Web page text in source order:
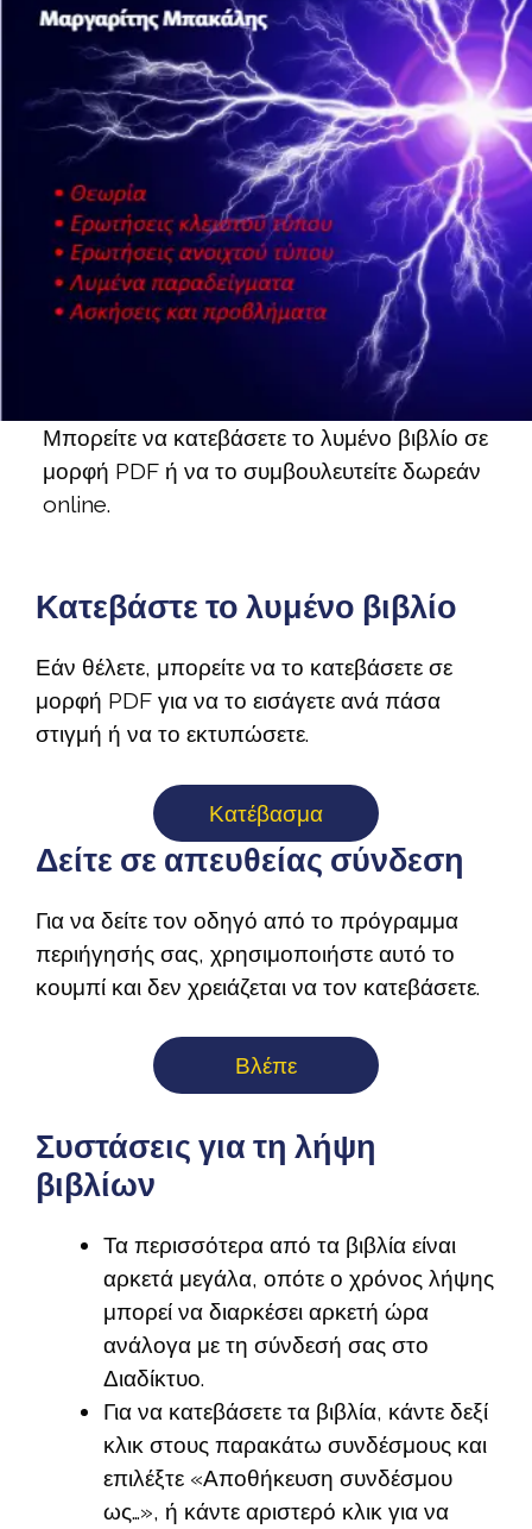
Μπορείτε να κατεβάσετε το λυμένο βιβλίο σε
μορφή PDF ή να το συμβουλευτείτε δωρεάν
online.
Κατεβάστε το λυμένο βιβλίο
Εάν θέλετε, μπορείτε να το κατεβάσετε σε
μορφή PDF για να το εισάγετε ανά πάσα
στιγμή ή να το εκτυπώσετε.
Κατέβασμα
Δείτε σε απευθείας σύνδεση
Για να δείτε τον οδηγό από το πρόγραμμα
περιήγησής σας, χρησιμοποιήστε αυτό το
κουμπί και δεν χρειάζεται να τον κατεβάσετε.
Βλέπε
Συστάσεις για τη λήψη
βιβλίων
Τα περισσότερα από τα βιβλία είναι
αρκετά μεγάλα, οπότε ο χρόνος λήψης
μπορεί να διαρκέσει αρκετή ώρα
ανάλογα με τη σύνδεσή σας στο
Διαδίκτυο.
Για να κατεβάσετε τα βιβλία, κάντε δεξί
κλικ στους παρακάτω συνδέσμους και
επιλέξτε «Αποθήκευση συνδέσμου
ως…», ή κάντε αριστερό κλικ για να